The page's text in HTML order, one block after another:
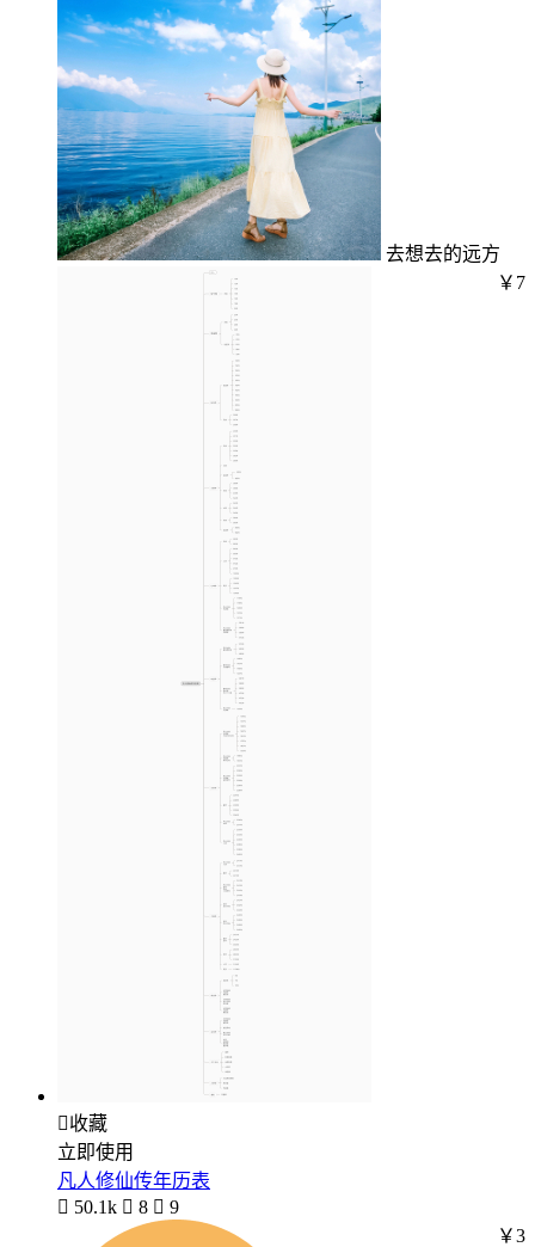
去想去的远方
￥7
收藏
立即使用
凡人修仙传年历表
 50.1k  8  9
￥3